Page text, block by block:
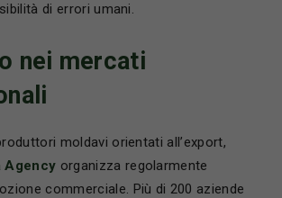
di errori umani.
nei mercati
moldavi orientati all’export,
Agency organizza regolarmente
commerciale. Più di 200 aziende